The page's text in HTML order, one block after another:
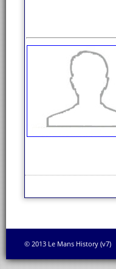
© 2013 Le Mans History (v7)